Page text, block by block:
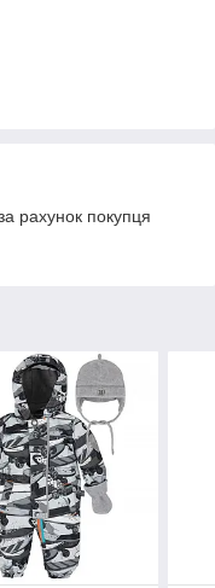
рахунок покупця